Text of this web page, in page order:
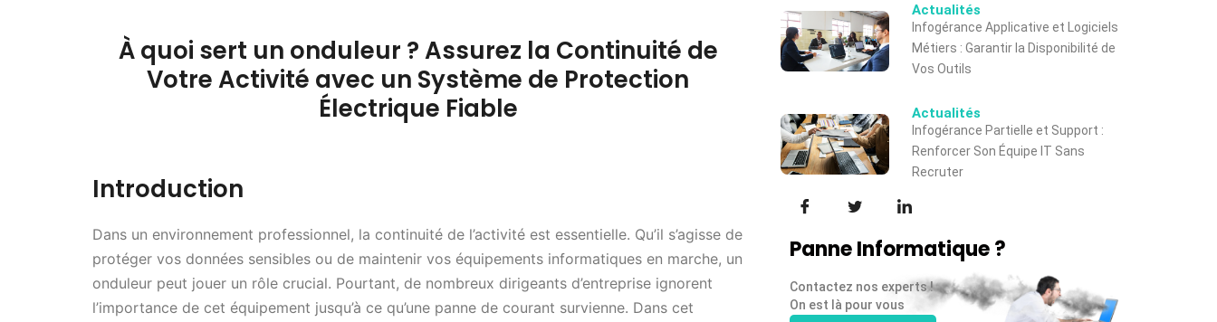
À quoi sert un onduleur ? Assurez la Continuité de
Votre Activité avec un Système de Protection
Électrique Fiable
Introduction
Dans un environnement professionnel, la continuité de l’activité est essentielle. Qu’il s’agisse de
protéger vos données sensibles ou de maintenir vos équipements informatiques en marche, un
onduleur peut jouer un rôle crucial. Pourtant, de nombreux dirigeants d’entreprise ignorent
l’importance de cet équipement jusqu’à ce qu’une panne de courant survienne. Dans cet
Actualités
Infogérance Applicative et Logiciels
Métiers : Garantir la Disponibilité de
Vos Outils
Actualités
Infogérance Partielle et Support :
Renforcer Son Équipe IT Sans
Recruter
Panne Informatique ?
Contactez nos experts !
On est là pour vous